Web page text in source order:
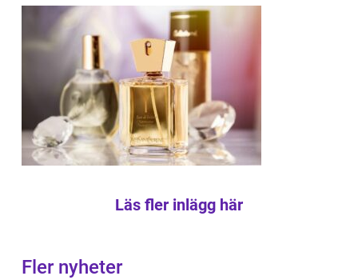
Läs fler inlägg här
Fler nyheter